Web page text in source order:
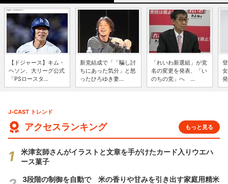
【ドジャース】キム・
ヘソン、大リーグ公式
「PSロースタ...
新党結成で「「騙し討
ちにあった気分」と怒
ったひろゆき妻...
「れいわ新選組」が党
名の変更を発表、「い
のちの党」へ ...
J-CAST トレンド
アクセスランキング もっと見る
米津玄師さんがイラストと文章を手がけたカード入りウエハ
ース菓子
3段階の制御を自動で 米の香りや甘みを引き出す家庭用精米